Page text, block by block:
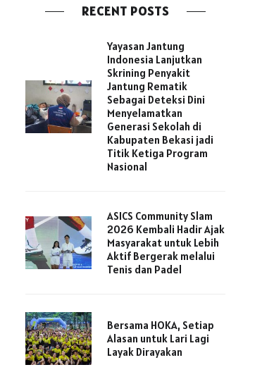
RECENT POSTS
Yayasan Jantung
Indonesia Lanjutkan
Skrining Penyakit
Jantung Rematik
Sebagai Deteksi Dini
Menyelamatkan
Generasi Sekolah di
Kabupaten Bekasi jadi
Titik Ketiga Program
Nasional
ASICS Community Slam
2026 Kembali Hadir Ajak
Masyarakat untuk Lebih
Aktif Bergerak melalui
Tenis dan Padel
Bersama HOKA, Setiap
Alasan untuk Lari Lagi
Layak Dirayakan